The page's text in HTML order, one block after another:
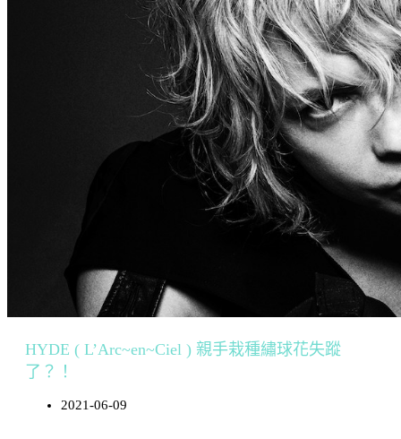
HYDE ( L’Arc~en~Ciel ) 親手栽種繡球花失蹤
了？！
2021-06-09